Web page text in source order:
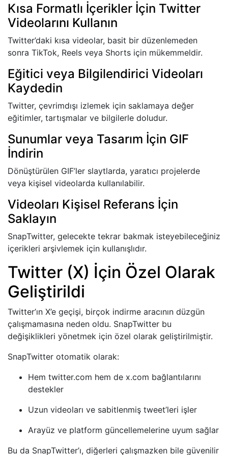
Kısa Formatlı İçerikler İçin Twitter
Videolarını Kullanın
Twitter’daki kısa videolar, basit bir düzenlemeden
sonra TikTok, Reels veya Shorts için mükemmeldir.
Eğitici veya Bilgilendirici Videoları
Kaydedin
Twitter, çevrimdışı izlemek için saklamaya değer
eğitimler, tartışmalar ve bilgilerle doludur.
Sunumlar veya Tasarım İçin GIF
İndirin
Dönüştürülen GIF’ler slaytlarda, yaratıcı projelerde
veya kişisel videolarda kullanılabilir.
Videoları Kişisel Referans İçin
Saklayın
SnapTwitter, gelecekte tekrar bakmak isteyebileceğiniz
içerikleri arşivlemek için kullanışlıdır.
Twitter (X) İçin Özel Olarak
Geliştirildi
Twitter’ın X’e geçişi, birçok indirme aracının düzgün
çalışmamasına neden oldu. SnapTwitter bu
değişiklikleri yönetmek için özel olarak geliştirilmiştir.
SnapTwitter otomatik olarak:
Hem twitter.com hem de x.com bağlantılarını
destekler
Uzun videoları ve sabitlenmiş tweet’leri işler
Arayüz ve platform güncellemelerine uyum sağlar
Bu da SnapTwitter’ı, diğerleri çalışmazken bile güvenilir